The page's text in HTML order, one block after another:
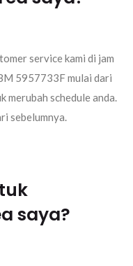
service kami di jam
5957733F mulai dari
merubah schedule anda.
sebelumnya.
saya?